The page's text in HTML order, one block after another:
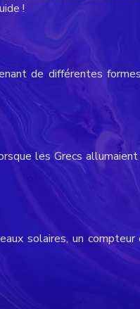
!
de différentes
les Grecs
solaires, un